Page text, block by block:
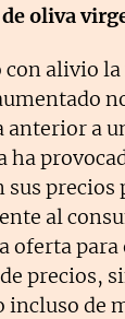
oliva
alivio
anterior a
sus
al
oferta para
precios,
incluso de